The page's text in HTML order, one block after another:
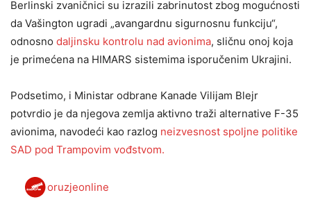
Berlinski zvaničnici su izrazili zabrinutost zbog mogućnosti
da Vašington ugradi „avangardnu sigurnosnu funkciju“,
odnosno daljinsku kontrolu nad avionima, sličnu onoj koja
je primećena na HIMARS sistemima isporučenim Ukrajini.
Podsetimo, i Ministar odbrane Kanade Vilijam Blejr
potvrdio je da njegova zemlja aktivno traži alternative F-35
avionima, navodeći kao razlog neizvesnost spoljne politike
SAD pod Trampovim vođstvom.
oruzjeonline